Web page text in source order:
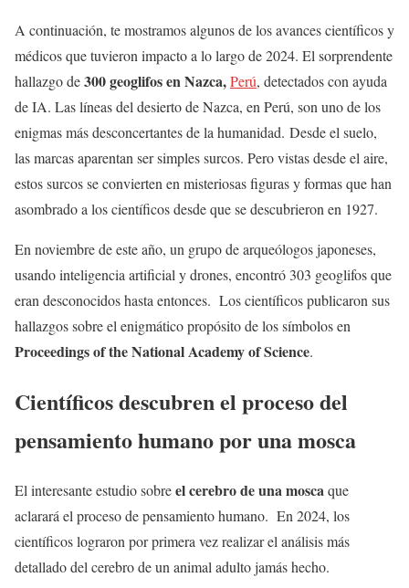
A continuación, te mostramos algunos de los avances científicos y
médicos que tuvieron impacto a lo largo de 2024. El sorprendente
hallazgo de300 geoglifos en Nazca,Perú, detectados con ayuda
de IA. Las líneas del desierto de Nazca, en Perú, son uno de los
enigmas más desconcertantes de la humanidad. Desde el suelo,
las marcas aparentan ser simples surcos. Pero vistas desde el aire,
estos surcos se convierten en misteriosas figuras y formas que han
asombrado a los científicos desde que se descubrieron en 1927.
En noviembre de este año, un grupo de arqueólogos japoneses,
usando inteligencia artificial y drones, encontró 303 geoglifos que
eran desconocidos hasta entonces. Los científicos publicaron sus
hallazgos sobre el enigmático propósito de los símbolos en
Proceedings of the National Academy of Science.
Científicos descubren el proceso del
pensamiento humano por una mosca
El interesante estudio sobreel cerebro de una moscaque
aclarará el proceso de pensamiento humano. En 2024, los
científicos lograron por primera vez realizar el análisis más
detallado del cerebro de un animal adulto jamás hecho.